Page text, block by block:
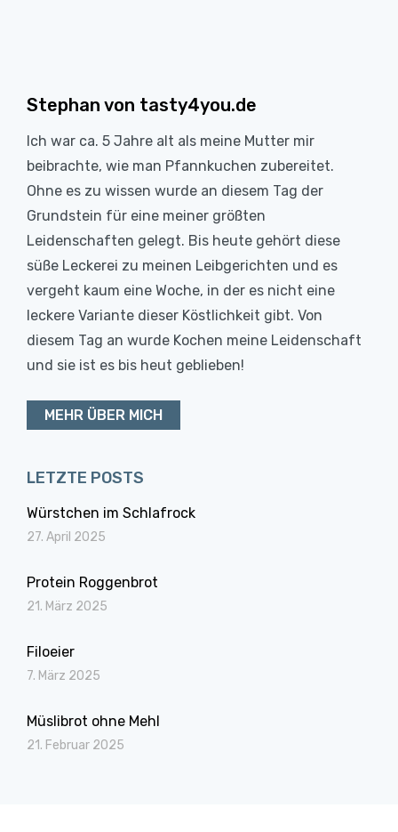
Stephan von tasty4you.de
Ich war ca. 5 Jahre alt als meine Mutter mir
beibrachte, wie man Pfannkuchen zubereitet.
Ohne es zu wissen wurde an diesem Tag der
Grundstein für eine meiner größten
Leidenschaften gelegt. Bis heute gehört diese
süße Leckerei zu meinen Leibgerichten und es
vergeht kaum eine Woche, in der es nicht eine
leckere Variante dieser Köstlichkeit gibt. Von
diesem Tag an wurde Kochen meine Leidenschaft
und sie ist es bis heut geblieben!
MEHR ÜBER MICH
LETZTE POSTS
Würstchen im Schlafrock
27. April 2025
Protein Roggenbrot
21. März 2025
Filoeier
7. März 2025
Müslibrot ohne Mehl
21. Februar 2025